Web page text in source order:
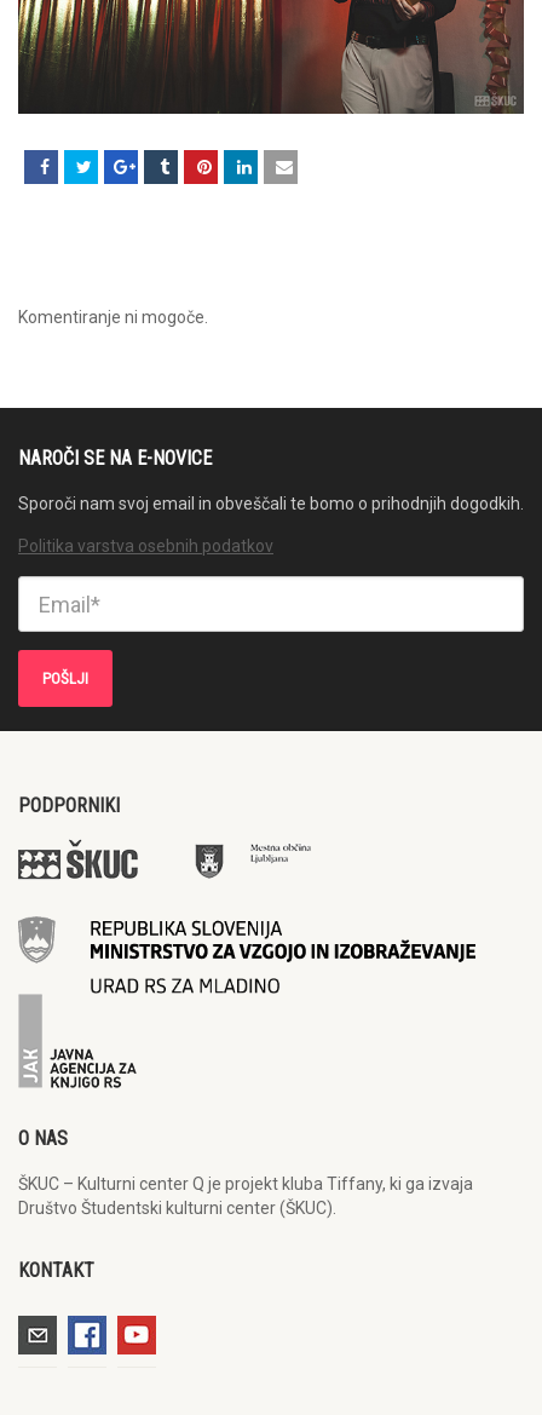
Komentiranje ni mogoče.
NAROČI SE NA E-NOVICE
Sporoči nam svoj email in obveščali te bomo o prihodnjih dogodkih.
Politika varstva osebnih podatkov
PODPORNIKI
O NAS
ŠKUC – Kulturni center Q je projekt kluba Tiffany, ki ga izvaja
Društvo Študentski kulturni center (ŠKUC).
KONTAKT